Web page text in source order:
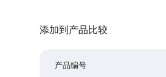
添加到产品比较
产品编号